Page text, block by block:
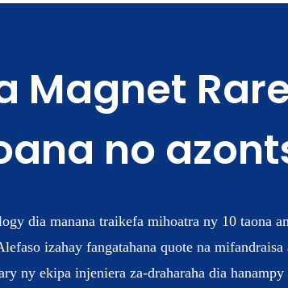
Magnet
no
dia manana traikefa mihoatra ny 10 taona
izahay fangatahana quote na
ny ekipa injeniera za-draharaha dia